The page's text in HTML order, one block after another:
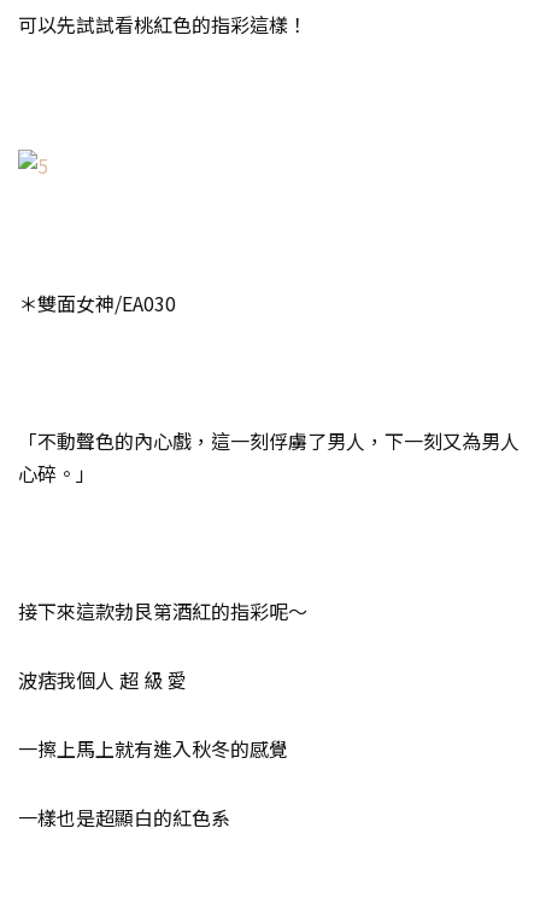
可以先試試看桃紅色的指彩這樣！
＊雙面女神/EA030
「不動聲色的內心戲，這一刻俘虜了男人，下一刻又為男人
心碎。」
接下來這款勃艮第酒紅的指彩呢～
波痞我個人 超 級 愛
一擦上馬上就有進入秋冬的感覺
一樣也是超顯白的紅色系